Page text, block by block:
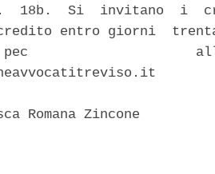
18b.  Si  invitano  i
entro giorni
pec
Romana Zincone